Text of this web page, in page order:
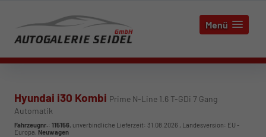
Menü
Hyundai i30 Kombi Prime N-Line 1.6 T-GDi 7 Gang
Automatik
Fahrzeugnr.: 115156, unverbindliche Lieferzeit: 31.08.2026 , Landesversion: EU -
Europa, Neuwagen